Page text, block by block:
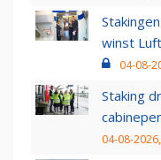
winst
04-08-
Staking
04-08-